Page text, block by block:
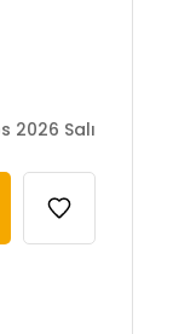
2026 Salı